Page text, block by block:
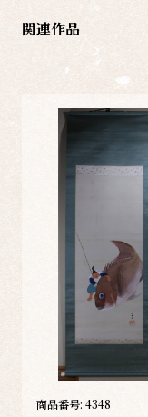
関連作品
商品番号: 4348